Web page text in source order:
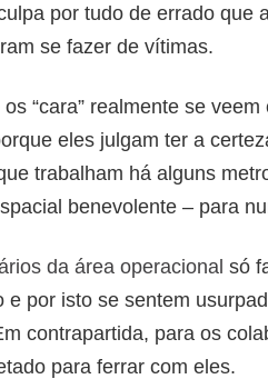
por tudo de errado
se fazer de vítimas.
“cara” realmente se
eles julgam ter a
trabalham há alguns
benevolente – para
da área operacional só
por isto se sentem
contrapartida, para os
para ferrar com eles.